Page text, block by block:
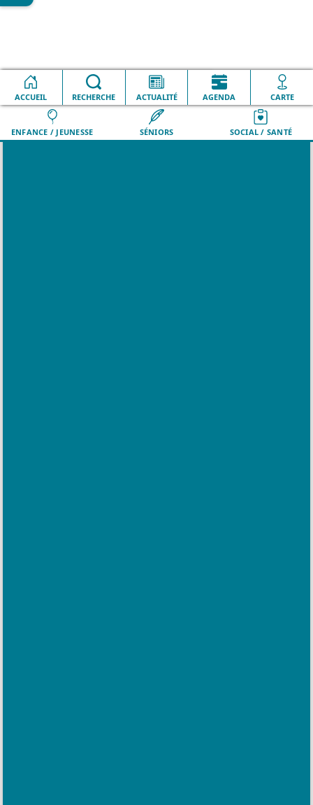
VILLE QUOTIDIEN LOISIRS DÉMARCHES
ENFANCE / JEUNESSE SÉNIORS SOCIAL / SANTÉ
ACCUEIL RECHERCHE ACTUALITÉ AGENDA CARTE
Accueil Événements Heure du conte